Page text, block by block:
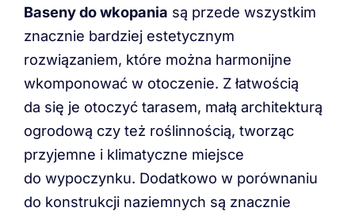
Baseny do wkopania są przede wszystkim
znacznie bardziej estetycznym
rozwiązaniem, które można harmonijne
wkomponować w otoczenie. Z łatwością
da się je otoczyć tarasem, małą architekturą
ogrodową czy też roślinnością, tworząc
przyjemne i klimatyczne miejsce
do wypoczynku. Dodatkowo w porównaniu
do konstrukcji naziemnych są znacznie